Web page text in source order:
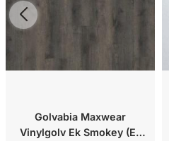
Golvabia Maxwear
Vinylgolv Ek Smokey (Ek